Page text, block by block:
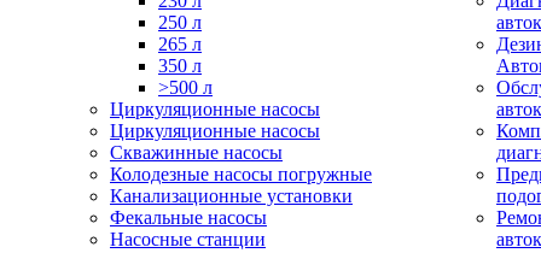
250 л
265 л
350 л
>500 л
Циркуляционные насосы
Циркуляционные насосы
Скважинные насосы
Колодезные насосы погружные
Канализационные установки
Фекальные насосы
Насосные станции